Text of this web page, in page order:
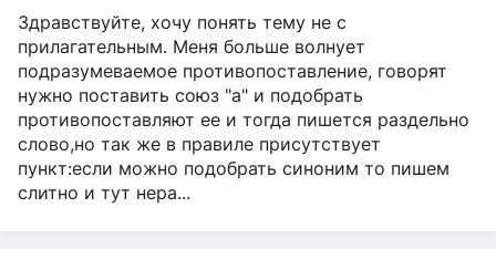
Здравствуйте, хочу понять тему не с
прилагательным. Меня больше волнует
подразумеваемое противопоставление, говорят
нужно поставить союз "а" и подобрать
противопоставляют ее и тогда пишется раздельно
слово,но так же в правиле присутствует
пункт:если можно подобрать синоним то пишем
слитно и тут нера...